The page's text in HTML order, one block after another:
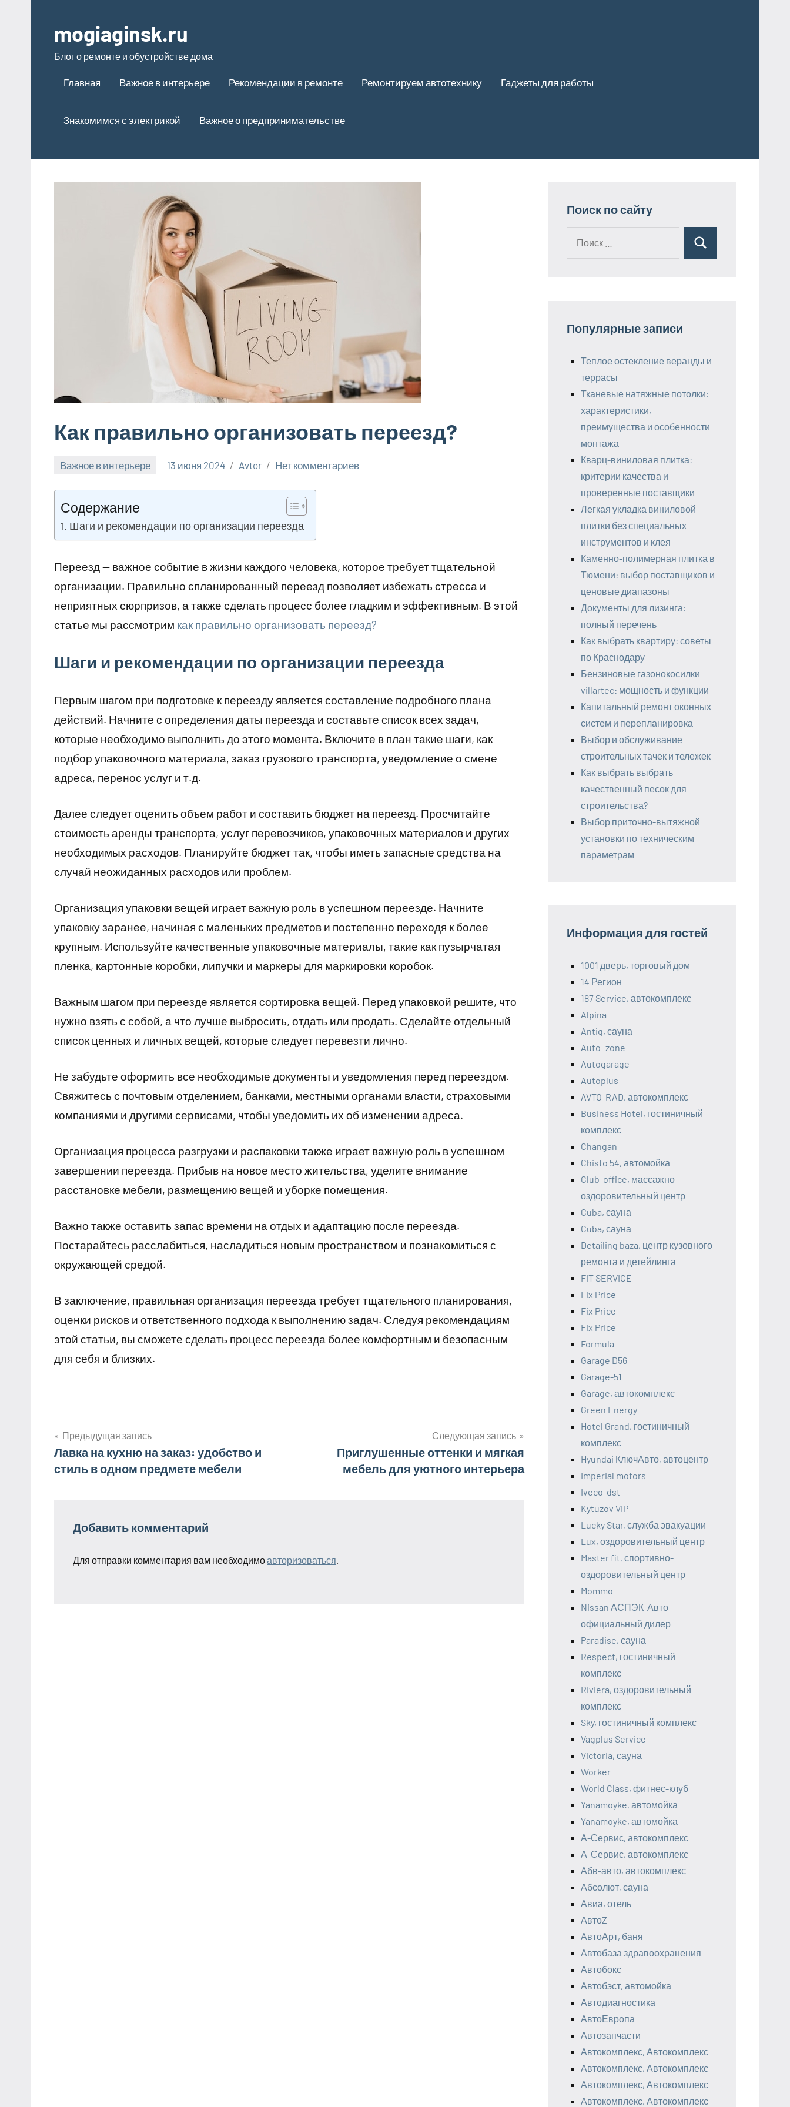
содержимому
mogiaginsk.ru
Блог о ремонте и обустройстве дома
Главная Важное в интерьере Рекомендации в ремонте Ремонтируем автотехнику Гаджеты для работы
Знакомимся с электрикой Важное о предпринимательстве
Как правильно организовать переезд?
Важное в интерьере 13 июня 2024 Avtor Нет комментариев
Содержание
Шаги и рекомендации по организации переезда
Переезд — важное событие в жизни каждого человека, которое требует тщательной
организации. Правильно спланированный переезд позволяет избежать стресса и
неприятных сюрпризов, а также сделать процесс более гладким и эффективным. В этой
статье мы рассмотрим как правильно организовать переезд?
Шаги и рекомендации по организации переезда
Первым шагом при подготовке к переезду является составление подробного плана
действий. Начните с определения даты переезда и составьте список всех задач,
которые необходимо выполнить до этого момента. Включите в план такие шаги, как
подбор упаковочного материала, заказ грузового транспорта, уведомление о смене
адреса, перенос услуг и т.д.
Далее следует оценить объем работ и составить бюджет на переезд. Просчитайте
стоимость аренды транспорта, услуг перевозчиков, упаковочных материалов и других
необходимых расходов. Планируйте бюджет так, чтобы иметь запасные средства на
случай неожиданных расходов или проблем.
Организация упаковки вещей играет важную роль в успешном переезде. Начните
упаковку заранее, начиная с маленьких предметов и постепенно переходя к более
крупным. Используйте качественные упаковочные материалы, такие как пузырчатая
пленка, картонные коробки, липучки и маркеры для маркировки коробок.
Важным шагом при переезде является сортировка вещей. Перед упаковкой решите, что
нужно взять с собой, а что лучше выбросить, отдать или продать. Сделайте отдельный
список ценных и личных вещей, которые следует перевезти лично.
Не забудьте оформить все необходимые документы и уведомления перед переездом.
Свяжитесь с почтовым отделением, банками, местными органами власти, страховыми
компаниями и другими сервисами, чтобы уведомить их об изменении адреса.
Организация процесса разгрузки и распаковки также играет важную роль в успешном
завершении переезда. Прибыв на новое место жительства, уделите внимание
расстановке мебели, размещению вещей и уборке помещения.
Важно также оставить запас времени на отдых и адаптацию после переезда.
Постарайтесь расслабиться, насладиться новым пространством и познакомиться с
окружающей средой.
В заключение, правильная организация переезда требует тщательного планирования,
оценки рисков и ответственного подхода к выполнению задач. Следуя рекомендациям
этой статьи, вы сможете сделать процесс переезда более комфортным и безопасным
для себя и близких.
Навигация
по
Предыдущая запись
Лавка на кухню на заказ: удобство и
стиль в одном предмете мебели
Следующая запись
Приглушенные оттенки и мягкая
мебель для уютного интерьера
Добавить комментарий
Для отправки комментария вам необходимоавторизоваться
Поиск по сайту
Поиск
Популярные записи
Теплое остекление веранды и
террасы
Тканевые натяжные потолки:
характеристики,
преимущества и особенности
монтажа
Кварц-виниловая плитка:
критерии качества и
проверенные поставщики
Легкая укладка виниловой
плитки без специальных
инструментов и клея
Каменно-полимерная плитка в
Тюмени: выбор поставщиков и
ценовые диапазоны
Документы для лизинга:
полный перечень
Как выбрать квартиру: советы
по Краснодару
Бензиновые газонокосилки
villartec: мощность и функции
Капитальный ремонт оконных
систем и перепланировка
Выбор и обслуживание
строительных тачек и тележек
Как выбрать выбрать
качественный песок для
строительства?
Выбор приточно-вытяжной
установки по техническим
параметрам
Информация для гостей
1001 дверь, торговый дом
14 Регион
187 Service, автокомплекс
Alpina
Antiq, сауна
Auto_zone
Autogarage
Autoplus
AVTO-RAD, автокомплекс
Business Hotel, гостиничный
комплекс
Changan
Chisto 54, автомойка
Club-office, массажно-
оздоровительный центр
Cuba, сауна
Cuba, сауна
Detailing baza, центр кузовного
ремонта и детейлинга
FIT SERVICE
Fix Price
Fix Price
Fix Price
Formula
Garage D56
Garage-51
Garage, автокомплекс
Green Energy
Hotel Grand, гостиничный
комплекс
Hyundai КлючАвто, автоцентр
Imperial motors
Iveco-dst
Kytuzov VIP
Lucky Star, служба эвакуации
Lux, оздоровительный центр
Master fit, спортивно-
оздоровительный центр
Mommo
Nissan АСПЭК-Авто
официальный дилер
Paradise, сауна
Respect, гостиничный
комплекс
Riviera, оздоровительный
комплекс
Sky, гостиничный комплекс
Vagplus Service
Victoria, сауна
Worker
World Class, фитнес-клуб
Yanamoyke, автомойка
Yanamoyke, автомойка
А-Сервис, автокомплекс
А-Сервис, автокомплекс
Абв-авто, автокомплекс
Абсолют, сауна
Авиа, отель
АвтоZ
АвтоАрт, баня
Автобаза здравоохранения
Автобокс
Автобэст, автомойка
Автодиагностика
АвтоЕвропа
Автозапчасти
Автокомплекс, Автокомплекс
Автокомплекс, Автокомплекс
Автокомплекс, Автокомплекс
Автокомплекс, Автокомплекс